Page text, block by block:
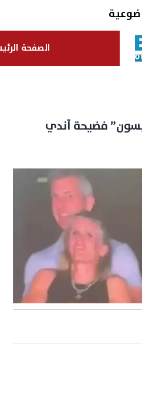
الصفحة
فضيحة آندي